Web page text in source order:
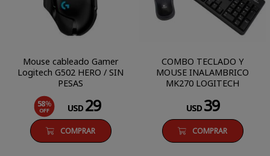
Mouse cableado Gamer
Logitech G502 HERO / SIN
PESAS
58%
OFF USD 29
COMPRAR
COMBO TECLADO Y
MOUSE INALAMBRICO
MK270 LOGITECH
USD 39
COMPRAR